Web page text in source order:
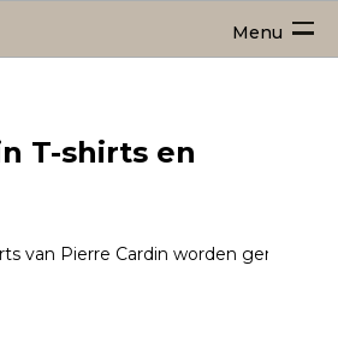
Menu
T-shirts en
van Pierre Cardin worden gemaakt